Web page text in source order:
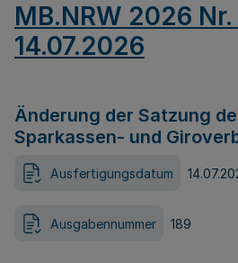
MB.NRW 2026 Nr.
14.07.2026
Änderung der Satzung
Sparkassen- und
Ausfertigungsdatum
Ausgabennummer 189